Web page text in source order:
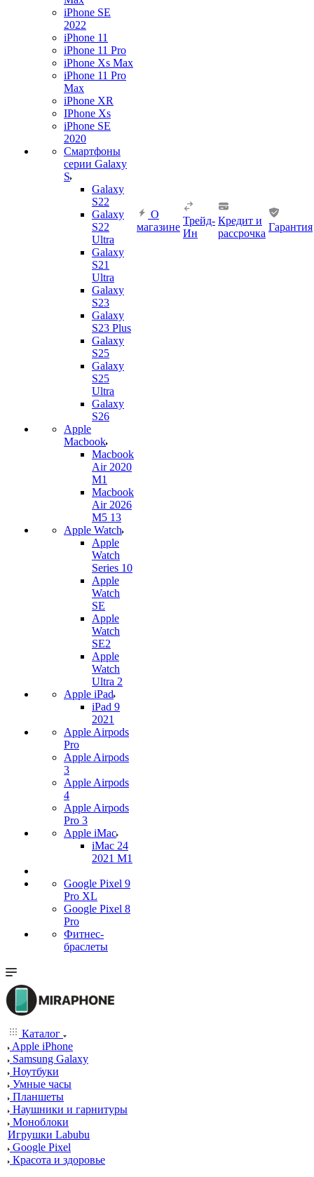
iPhone SE
2022
iPhone 11
iPhone 11 Pro
iPhone Xs Max
iPhone 11 Pro
Max
iPhone XR
IPhone Xs
iPhone SE
2020
Смартфоны
серии Galaxy
S
Galaxy
S22
Galaxy
S22
Ultra
Galaxy
S21
Ultra
Galaxy
S23
Galaxy
S23 Plus
Galaxy
S25
Galaxy
S25
Ultra
Galaxy
S26
Apple
Macbook
Macbook
Air 2020
M1
Macbook
Air 2026
M5 13
Apple Watch
Apple
Watch
Series 10
Apple
Watch
SE
Apple
Watch
SE2
Apple
Watch
Ultra 2
Apple iPad
iPad 9
2021
Apple Airpods
Pro
Apple Airpods
3
Apple Airpods
4
Apple Airpods
Pro 3
Apple iMac
iMac 24
2021 M1
Google Pixel 9
Pro XL
Google Pixel 8
Pro
Фитнес-
браслеты
О
магазине
Трейд-
Ин
Кредит и
рассрочка
Гарантия
Каталог
Apple iPhone
Samsung Galaxy
Ноутбуки
Умные часы
Планшеты
Наушники и гарнитуры
Моноблоки
Игрушки Labubu
Google Pixel
Красота и здоровье